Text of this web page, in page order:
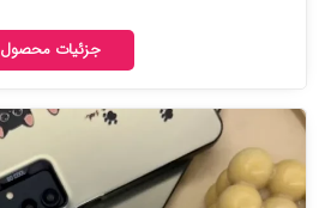
جزئیات محصول